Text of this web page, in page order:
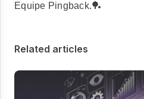
Equipe Pingback.🏓
Related articles